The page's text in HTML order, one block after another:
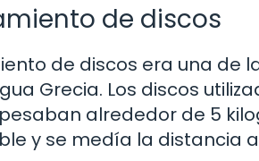
de discos
de discos era una de
Grecia. Los discos
alrededor de 5
y se medía la distancia